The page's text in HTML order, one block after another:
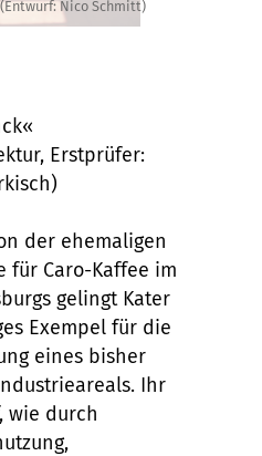
Nico Schmitt)
Erstprüfer:
der ehemaligen
für Caro-Kaffee im
gelingt Kater
Exempel für die
eines bisher
Ihr
wie durch